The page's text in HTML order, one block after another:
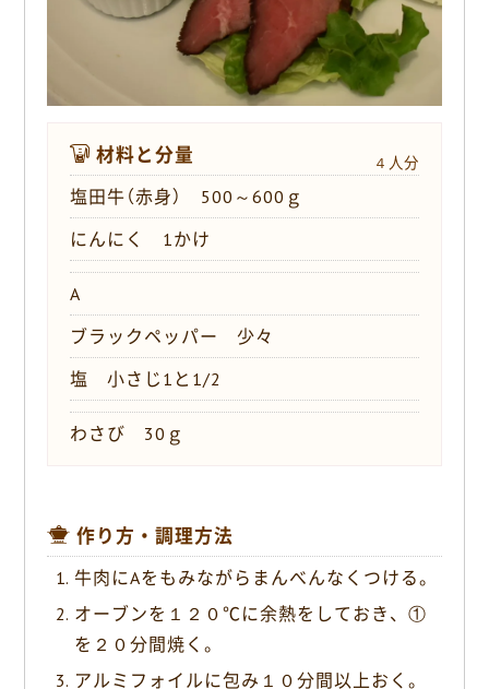
材料と分量 ４人分
塩田牛（赤身） 500～600ｇ
にんにく 1かけ
A
ブラックペッパー 少々
塩 小さじ1と1/2
わさび 30ｇ
作り方・調理方法
牛肉にAをもみながらまんべんなくつける。
オーブンを１２０℃に余熱をしておき、①
を２０分間焼く。
アルミフォイルに包み１０分間以上おく。